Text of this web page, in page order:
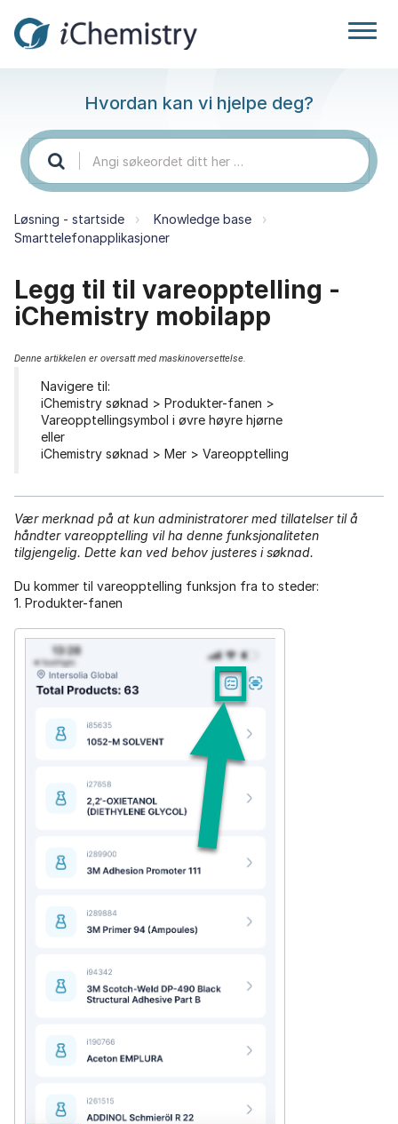
Hvordan kan vi hjelpe deg?
Løsning - startside
Knowledge base
Smarttelefonapplikasjoner
Legg til til vareopptelling -
iChemistry mobilapp
Denne artikkelen er oversatt med maskinoversettelse.
Navigere til:
iChemistry søknad > Produkter-fanen >
Vareopptellingsymbol i øvre høyre hjørne
eller
iChemistry søknad > Mer > Vareopptelling
Vær merknad på at kun administratorer med tillatelser til å
håndter vareopptelling vil ha denne funksjonaliteten
tilgjengelig. Dette kan ved behov justeres i søknad.
Du kommer til vareopptelling funksjon fra to steder:
1. Produkter-fanen